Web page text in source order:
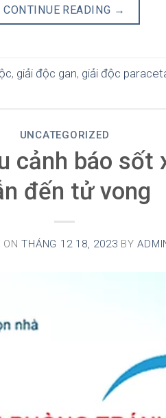
CONTINUE READING →
, giải độc gan, giải độc
UNCATEGORIZED
cảnh báo
đến tử vong
ONTHÁNG 12 18, 2023 BY